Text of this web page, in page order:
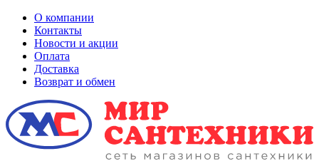
О компании
Контакты
Новости и акции
Оплата
Доставка
Возврат и обмен